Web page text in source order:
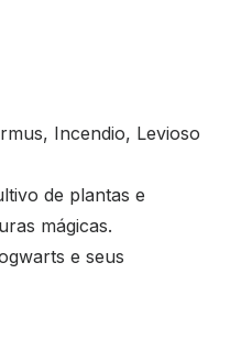
Incendio, Levioso
de plantas e
mágicas.
e seus